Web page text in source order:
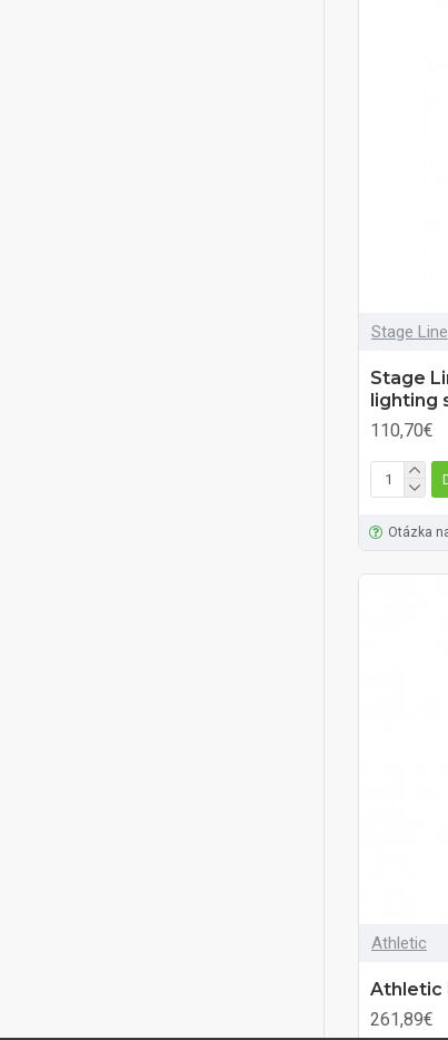
Stage Line
Stage
lighting
110,70€
Otázka
Athletic
Athletic
261,89€